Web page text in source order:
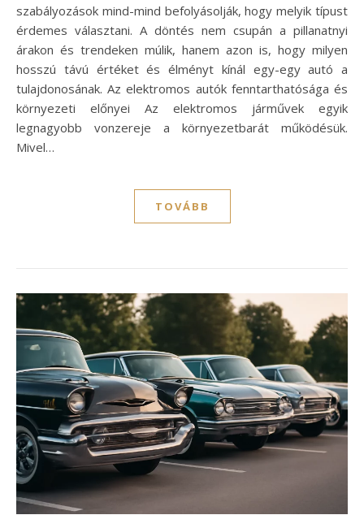
szabályozások mind-mind befolyásolják, hogy melyik típust
érdemes választani. A döntés nem csupán a pillanatnyi
árakon és trendeken múlik, hanem azon is, hogy milyen
hosszú távú értéket és élményt kínál egy-egy autó a
tulajdonosának. Az elektromos autók fenntarthatósága és
környezeti előnyei Az elektromos járművek egyik
legnagyobb vonzereje a környezetbarát működésük.
Mivel…
TOVÁBB